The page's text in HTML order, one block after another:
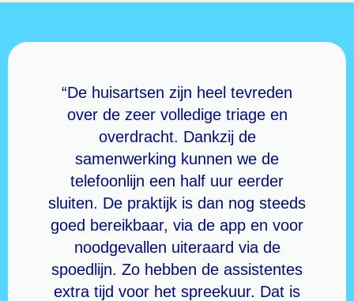
“De huisartsen zijn heel tevreden
over de zeer volledige triage en
overdracht. Dankzij de
samenwerking kunnen we de
telefoonlijn een half uur eerder
sluiten. De praktijk is dan nog steeds
goed bereikbaar, via de app en voor
noodgevallen uiteraard via de
spoedlijn. Zo hebben de assistentes
extra tijd voor het spreekuur. Dat is